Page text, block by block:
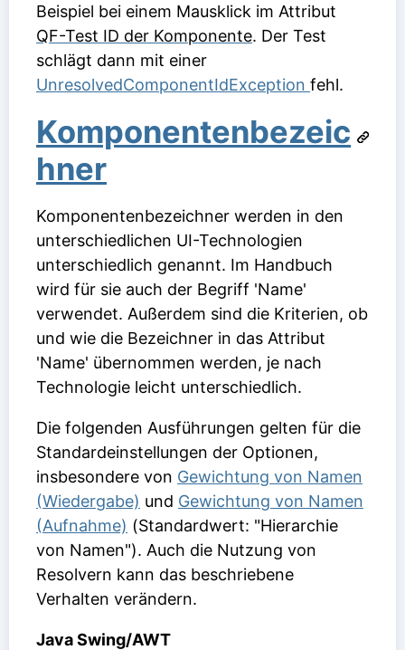
Beispiel bei einem Mausklick im Attribut
QF-Test ID der Komponente. Der Test
schlägt dann mit einer
UnresolvedComponentIdException fehl.
Komponentenbezeic
hner
Komponentenbezeichner werden in den
unterschiedlichen UI-Technologien
unterschiedlich genannt. Im Handbuch
wird für sie auch der Begriff 'Name'
verwendet. Außerdem sind die Kriterien, ob
und wie die Bezeichner in das Attribut
'Name' übernommen werden, je nach
Technologie leicht unterschiedlich.
Die folgenden Ausführungen gelten für die
Standardeinstellungen der Optionen,
insbesondere von Gewichtung von Namen
(Wiedergabe) und Gewichtung von Namen
(Aufnahme) (Standardwert: "Hierarchie
von Namen"). Auch die Nutzung von
Resolvern kann das beschriebene
Verhalten verändern.
Java Swing/AWT